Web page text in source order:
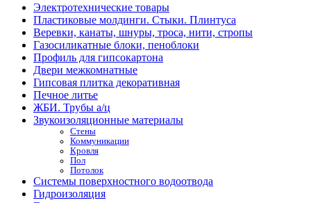
Электротехнические товары
Пластиковые молдинги. Стыки. Плинтуса
Веревки, канаты, шнуры, троса, нити, стропы
Газосиликатные блоки, пеноблоки
Профиль для гипсокартона
Двери межкомнатные
Гипсовая плитка декоративная
Печное литье
ЖБИ. Трубы а/ц
Звукоизоляционные материалы
Стены
Коммуникации
Кровля
Пол
Потолок
Системы поверхностного водоотвода
Гидроизоляция